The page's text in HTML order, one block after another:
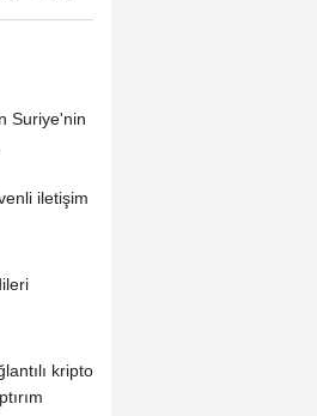
Suriye'nin
iletişim
kripto